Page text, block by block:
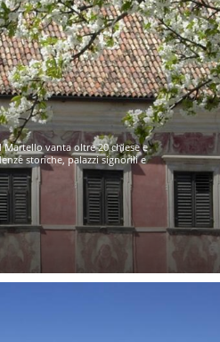
Martello vanta oltre 20 chiese e
storiche, palazzi signorili e